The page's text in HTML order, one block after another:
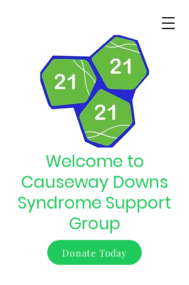
Welcome to
Causeway Downs
Syndrome Support
Group
Donate Today